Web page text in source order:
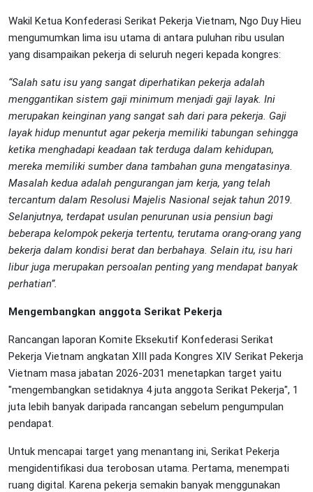
Wakil Ketua Konfederasi Serikat Pekerja Vietnam, Ngo Duy Hieu
mengumumkan lima isu utama di antara puluhan ribu usulan
yang disampaikan pekerja di seluruh negeri kepada kongres:
“Salah satu isu yang sangat diperhatikan pekerja adalah
menggantikan sistem gaji minimum menjadi gaji layak. Ini
merupakan keinginan yang sangat sah dari para pekerja. Gaji
layak hidup menuntut agar pekerja memiliki tabungan sehingga
ketika menghadapi keadaan tak terduga dalam kehidupan,
mereka memiliki sumber dana tambahan guna mengatasinya.
Masalah kedua adalah pengurangan jam kerja, yang telah
tercantum dalam Resolusi Majelis Nasional sejak tahun 2019.
Selanjutnya, terdapat usulan penurunan usia pensiun bagi
beberapa kelompok pekerja tertentu, terutama orang-orang yang
bekerja dalam kondisi berat dan berbahaya. Selain itu, isu hari
libur juga merupakan persoalan penting yang mendapat banyak
perhatian”.
Mengembangkan anggota Serikat Pekerja
Rancangan laporan Komite Eksekutif Konfederasi Serikat
Pekerja Vietnam angkatan XIII pada Kongres XIV Serikat Pekerja
Vietnam masa jabatan 2026-2031 menetapkan target yaitu
"mengembangkan setidaknya 4 juta anggota Serikat Pekerja", 1
juta lebih banyak daripada rancangan sebelum pengumpulan
pendapat.
Untuk mencapai target yang menantang ini, Serikat Pekerja
mengidentifikasi dua terobosan utama. Pertama, menempati
ruang digital. Karena pekerja semakin banyak menggunakan